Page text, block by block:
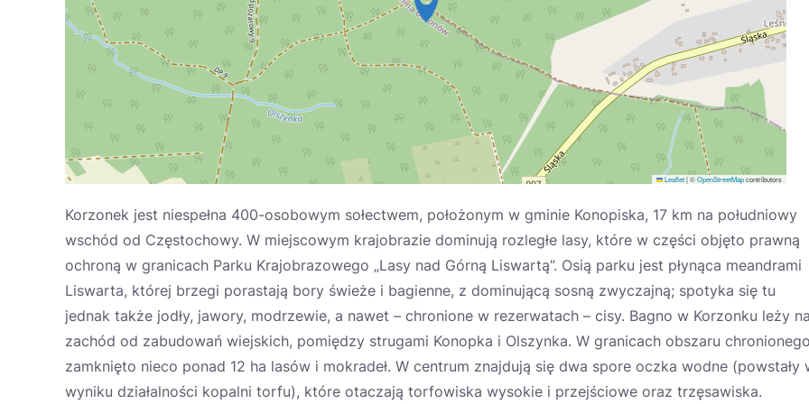
Leaflet|©OpenStreetMapcontributors
Korzonek jest niespełna 400-osobowym sołectwem, położonym w gminie Konopiska, 17 km na południowy
wschód od Częstochowy. W miejscowym krajobrazie dominują rozległe lasy, które w części objęto prawną
ochroną w granicach Parku Krajobrazowego „Lasy nad Górną Liswartą”. Osią parku jest płynąca meandrami
Liswarta, której brzegi porastają bory świeże i bagienne, z dominującą sosną zwyczajną; spotyka się tu
jednak także jodły, jawory, modrzewie, a nawet – chronione w rezerwatach – cisy. Bagno w Korzonku leży na
zachód od zabudowań wiejskich, pomiędzy strugami Konopka i Olszynka. W granicach obszaru chronionego
zamknięto nieco ponad 12 ha lasów i mokradeł. W centrum znajdują się dwa spore oczka wodne (powstały
wyniku działalności kopalni torfu), które otaczają torfowiska wysokie i przejściowe oraz trzęsawiska.